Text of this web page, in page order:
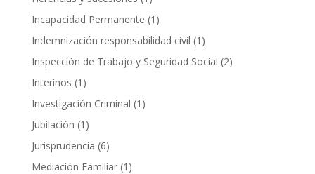
Incapacidad Permanente (1)
Indemnización responsabilidad civil (1)
Inspección de Trabajo y Seguridad Social (2)
Interinos (1)
Investigación Criminal (1)
Jubilación (1)
Jurisprudencia (6)
Mediación Familiar(1)